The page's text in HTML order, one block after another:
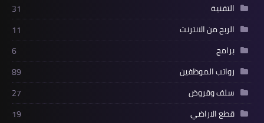
التقنية
31
الربح من الانترنت
11
برامج
6
رواتب الموظفين
89
سلف وقروض
27
قطع الاراضي
19